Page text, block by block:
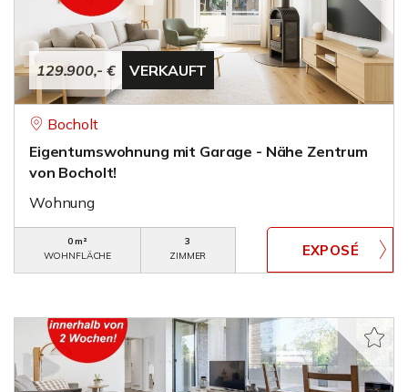
129.900,- € VERKAUFT
Bocholt
Eigentumswohnung mit Garage - Nähe Zentrum
von Bocholt!
Wohnung
0 m²
WOHNFLÄCHE
3
ZIMMER